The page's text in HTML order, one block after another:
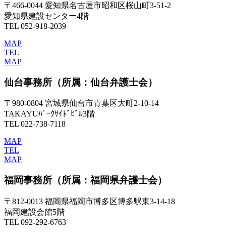
〒466-0044 愛知県名古屋市昭和区桜山町3-51-2
愛知県建設センター4階
TEL 052-918-2039
MAP
TEL
MAP
仙台事務所 （所属：仙台弁護士会）
〒980-0804 宮城県仙台市青葉区大町2-10-14
TAKAYUﾊﾟｰｸｻｲﾄﾞﾋﾞﾙ3階
TEL 022-738-7118
MAP
TEL
MAP
福岡事務所 （所属：福岡県弁護士会）
〒812-0013 福岡県福岡市博多区博多駅東3-14-18
福岡建設会館5階
TEL 092-292-6763